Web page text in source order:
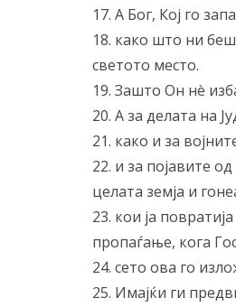
17. А Бог, Кој го
18. како што ни
светото место.
19. Зашто Он нè
20. А за делата на
21. како и за
22. и за појавите
целата земја и
23. кои ја
пропаѓање, кога
24. сето ова го
25. Имајќи ги